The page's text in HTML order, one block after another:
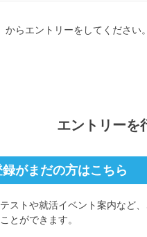
らエントリーをしてください。
エントリーを
がまだの方はこちら
ストや就活イベント案内など
とができます。